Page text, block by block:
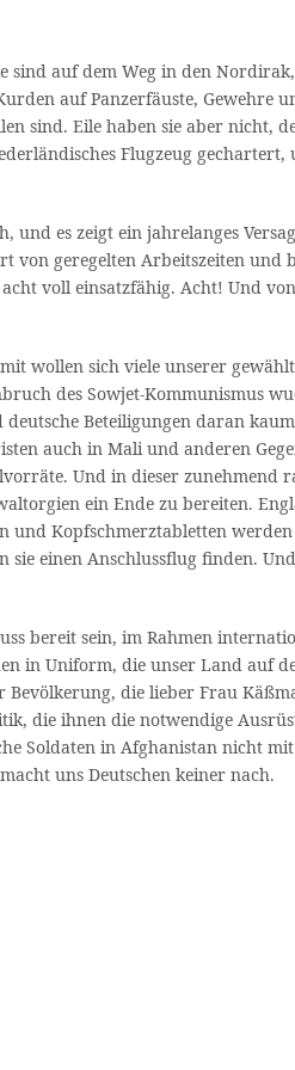
sind auf dem Weg in den
auf Panzerfäuste,
sind. Eile haben sie aber nicht,
Flugzeug
es zeigt ein jahrelanges
geregelten Arbeitszeiten
voll einsatzfähig. Acht! Und
wollen sich viele unserer
des Sowjet-Kommunismus
Beteiligungen daran
auch in Mali und anderen
Und in dieser
ein Ende zu bereiten.
und Kopfschmerztabletten
einen Anschlussflug finden.
bereit sein, im Rahmen
in Uniform, die unser Land auf
die lieber Frau
die ihnen die notwendige
Soldaten in Afghanistan
uns Deutschen keiner nach.